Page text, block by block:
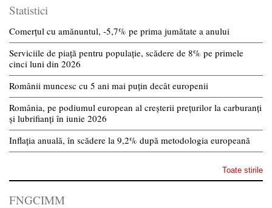
Statistici
Comerțul cu amănuntul, -5,7% pe prima jumătate a anului
Serviciile de piață pentru populație, scădere de 8% pe primele
cinci luni din 2026
Românii muncesc cu 5 ani mai puțin decât europenii
România, pe podiumul european al creșterii prețurilor la carburanți
și lubrifianți în iunie 2026
Inflația anuală, în scădere la 9,2% după metodologia europeană
Toate stirile
FNGCIMM